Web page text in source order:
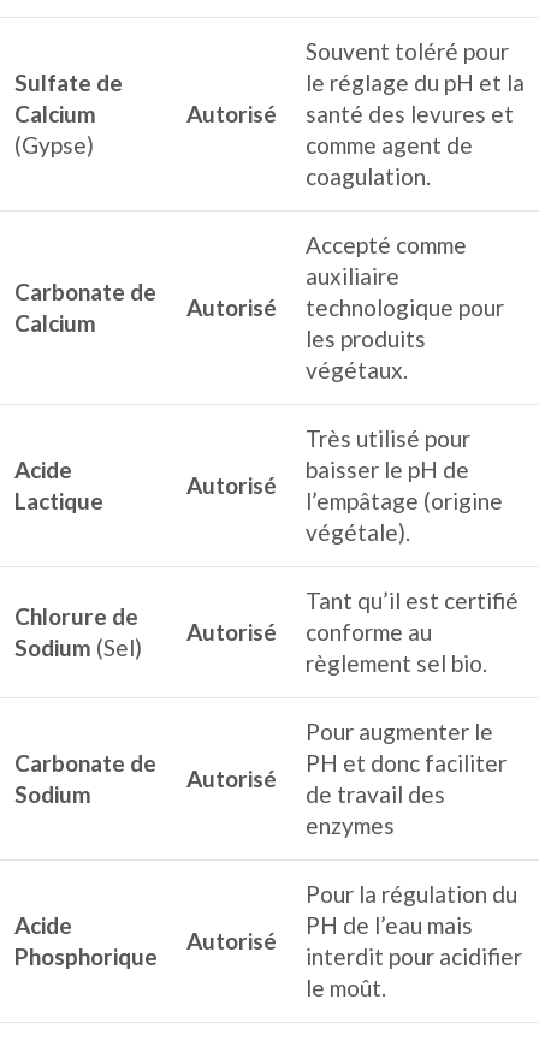
Sulfate de
Calcium
(Gypse)
Autorisé
Souvent toléré pour
le réglage du pH et la
santé des levures et
comme agent de
coagulation.
Carbonate de
Calcium
Autorisé
Accepté comme
auxiliaire
technologique pour
les produits
végétaux.
Acide
Lactique
Autorisé
Très utilisé pour
baisser le pH de
l’empâtage (origine
végétale).
Chlorure de
Sodium (Sel)
Autorisé
Tant qu’il est certifié
conforme au
règlement sel bio.
Carbonate de
Sodium
Autorisé
Pour augmenter le
PH et donc faciliter
de travail des
enzymes
Acide
Phosphorique
Autorisé
Pour la régulation du
PH de l’eau mais
interdit pour acidifier
le moût.